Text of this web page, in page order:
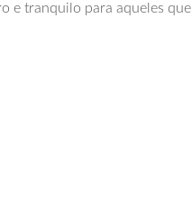
tranquilo para aqueles